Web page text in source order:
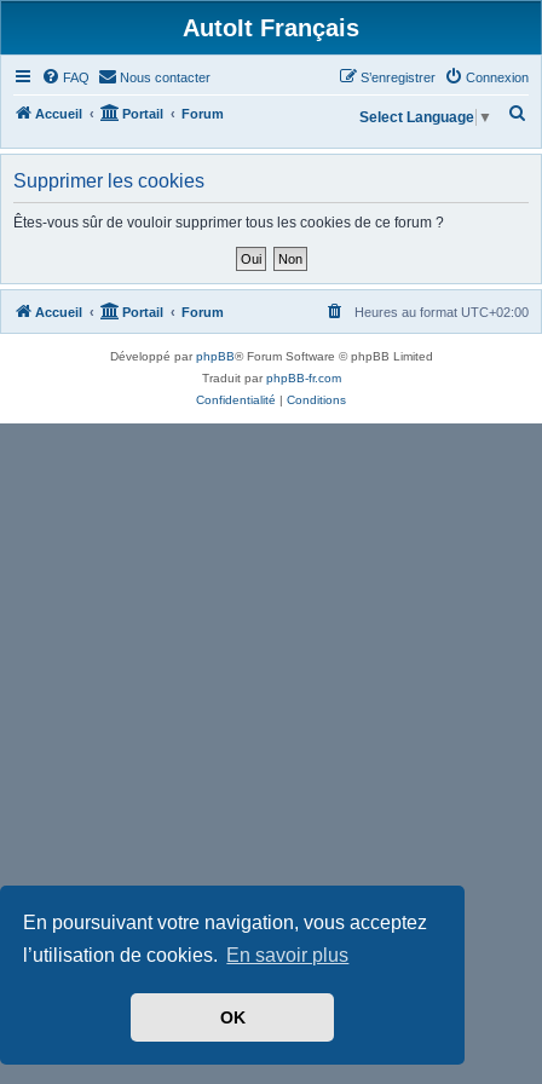
En poursuivant votre navigation, vous acceptez
l’utilisation de cookies. En savoir plus
OK
AutoIt Français
FAQ Nous contacter Connexion
S’enregistrer
Accueil Portail Forum
h
c
h
Select Language ▼
Supprimer les cookies
Êtes-vous sûr de vouloir supprimer tous les cookies de ce forum ?
Accueil Portail Forum Heures au format UTC+02:00
Développé parphpBB® Forum Software © phpBB Limited
Traduit parphpBB-fr.com
Confidentialité | Conditions